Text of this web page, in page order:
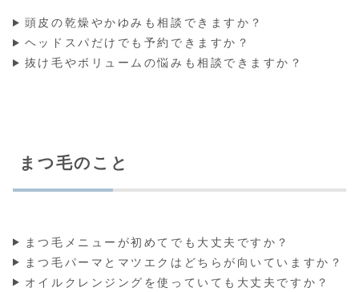
頭皮の乾燥やかゆみも相談できますか？
ヘッドスパだけでも予約できますか？
抜け毛やボリュームの悩みも相談できますか？
まつ毛のこと
まつ毛メニューが初めてでも大丈夫ですか？
まつ毛パーマとマツエクはどちらが向いていますか？
オイルクレンジングを使っていても大丈夫ですか？